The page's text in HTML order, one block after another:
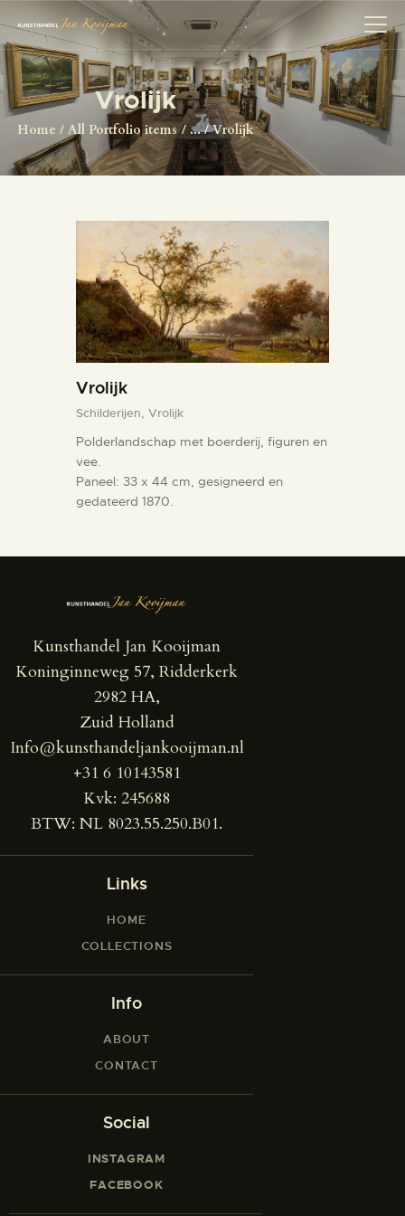
Vrolijk
Home All Portfolio items ... Vrolijk
HOME
SCHILDERS
COLLECTIE
HERMAN BROOD
ANTIQUITEITEN
CONTACT
Vrolijk
Schilderijen, Vrolijk
Polderlandschap met boerderij, figuren en
vee.
Paneel: 33 x 44 cm, gesigneerd en
gedateerd 1870.
Kunsthandel Jan Kooijman
Koninginneweg 57, Ridderkerk
2982 HA,
Zuid Holland
Info@kunsthandeljankooijman.nl
+31 6 10143581
Kvk: 245688
BTW: NL 8023.55.250.B01.
Links
HOME
COLLECTIONS
Info
ABOUT
CONTACT
Social
INSTAGRAM
FACEBOOK